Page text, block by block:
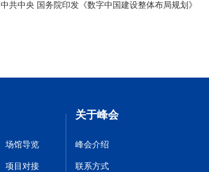
中共中央 国务院印发《数字中国建设整体布局规划》
场馆导览
项目对接
关于峰会
峰会介绍
联系方式